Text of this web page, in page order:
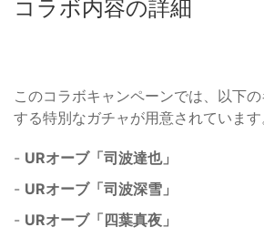
コラボ内容の詳細
このコラボキャンペーンでは、以下
する特別なガチャが用意されています
- URオーブ「司波達也」
- URオーブ「司波深雪」
- URオーブ「四葉真夜」